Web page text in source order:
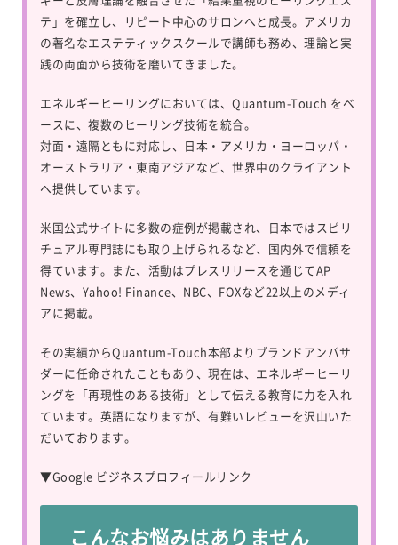
テ」を確立し、リピート中心のサロンへと成長。アメリカ
の著名なエステティックスクールで講師も務め、理論と実
践の両面から技術を磨いてきました。
エネルギーヒーリングにおいては、 Quantum-Touch をベ
ースに、複数のヒーリング技術を統合。
対面・遠隔ともに対応し、日本・アメリカ・ヨーロッパ・
オーストラリア・東南アジアなど、世界中のクライアント
へ提供しています。
米国公式サイトに多数の症例が掲載され、日本ではスピリ
チュアル専門誌にも取り上げられるなど、国内外で信頼を
得ています。また、活動はプレスリリースを通じてAP
News、Yahoo! Finance、NBC、FOXなど22以上のメディ
アに掲載。
その実績からQuantum-Touch本部よりブランドアンバサ
ダーに任命されたこともあり、現在は、エネルギーヒーリ
ングを「再現性のある技術」として伝える教育に力を入れ
ています。英語になりますが、有難いレビューを沢山いた
だいております。
▼Google ビジネスプロフィールリンク
こんなお悩みはありません